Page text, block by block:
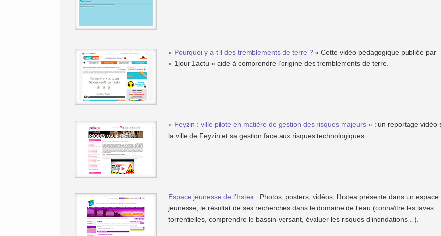
« Pourquoi y a-t’il des tremblements de terre ? » Cette vidéo pédagogique publiée par
« 1jour 1actu » aide à comprendre l’origine des tremblements de terre.
« Feyzin : ville pilote en matière de gestion des risques majeurs » : un reportage vidéo
la ville de Feyzin et sa gestion face aux risques technologiques.
Espace jeunesse de l’Irstea : Photos, posters, vidéos, l’Irstea présente dans un espace
jeunesse, le résultat de ses recherches dans le domaine de l’eau (connaître les laves
torrentielles, comprendre le bassin-versant, évaluer les risques d’inondations…).